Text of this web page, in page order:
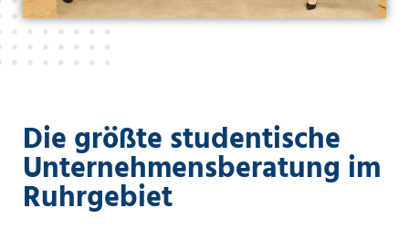
Die größte studentische
Unternehmensberatung im
Ruhrgebiet